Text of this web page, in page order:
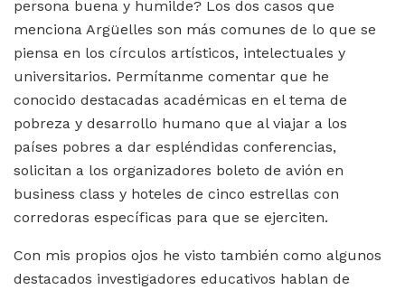
persona buena y humilde? Los dos casos que
menciona Argüelles son más comunes de lo que se
piensa en los círculos artísticos, intelectuales y
universitarios. Permítanme comentar que he
conocido destacadas académicas en el tema de
pobreza y desarrollo humano que al viajar a los
países pobres a dar espléndidas conferencias,
solicitan a los organizadores boleto de avión en
business class y hoteles de cinco estrellas con
corredoras específicas para que se ejerciten.
Con mis propios ojos he visto también como algunos
destacados investigadores educativos hablan de